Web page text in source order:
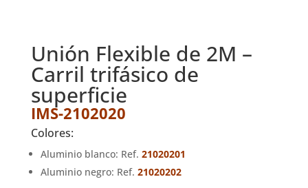
Unión Flexible de 2M –
Carril trifásico de
superficie
IMS-2102020
Colores:
Aluminio blanco: Ref. 21020201
Aluminio negro: Ref. 21020202